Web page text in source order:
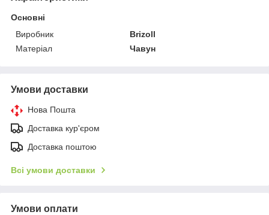
Основні
Виробник
Brizoll
Матеріал
Чавун
Умови доставки
Нова Пошта
Доставка кур'єром
Доставка поштою
Всі умови доставки
Умови оплати